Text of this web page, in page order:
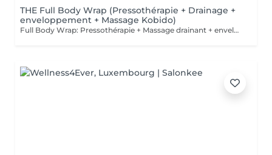
THE Full Body Wrap (Pressothérapie + Drainage +
enveloppement + Massage Kobido)
Full Body Wrap: Pressothérapie + Massage drainant + enveloppement + Massage facial Kobido: Le soin Full Body Wrap offre une expérience de bien-être intégrale, combinant les techniques de Massage Drainant, d'Enveloppement Corporel, de Pressothérapie, et de Massage Facial Kobido. Ce parcours complet est idéal pour ceux qui cherchent à revitaliser leur corps et visage tout en bénéficiant d'une relaxation profonde et d'un traitement esthétique et détoxifiant. Déroulement du Soin : 1. Massage Drainant : Le soin commence par un massage drainant qui stimule la circulation lymphatique, aide à réduire la rétention d'eau et prépare le corps pour l'enveloppement. Ce massage cible les zones susceptibles d'accumuler des toxines, facilitant leur élimination. 2. Enveloppement Corporel : Après le massage, un enveloppement corporel à base d'actifs naturels tels que des algues, de la boue ou de l'argile est appliqué. Cet enveloppement aide à infuser la peau de nutriments essentiels et intensifie la détoxification. 3. Sauna Japonais : Le client passe ensuite dans la pressothérapie où la chaleur favorise une transpiration profonde, amplifiant l'effet des actifs de l'enveloppement tout en stimulant le système lymphatique et circulatoire. 4. Massage Facial Kobido (45 minutes) : Pour conclure le soin, un massage facial Kobido est pratiqué, durant lequel des techniques traditionnelles japonaises sont utilisées pour stimuler et rajeunir la peau du visage. Ce massage est réputé pour ses effets liftants et ses bienfaits sur la qualité de la peau, procurant éclat et fermeté. Bienfaits du Full Body Wrap : Détoxification Intensive : La combinaison du massage, de l'enveloppement et de la pressothérapie offre une purification en profondeur, aidant à éliminer les toxines accumulées dans le corps. Amélioration de la Circulation : Le massage drainant et la chaleur de la pressothérapie stimulent la circulation sanguine et lymphatique, favorisant une meilleure santé générale et une réduction de la cellulite. Effet Raffermissant et Tonifiant : L'enveloppement et la pressothérapie aident à tonifier et raffermir la peau, tandis que le Kobido cible les signes de vieillissement du visage, apportant un effet anti-âge naturel. Relaxation Profonde : Chaque étape du soin est conçue pour relaxer profondément, réduisant le stress et améliorant la qualité du sommeil. Ce soin est parfait pour ceux qui cherchent un traitement complet du corps et du visage, offrant des résultats visibles et une expérience de détente profonde.